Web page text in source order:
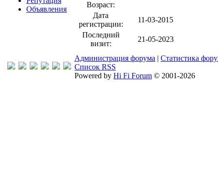
Объявления
Возраст:
Дата
регистрации:
11-03-2015
Последний
визит:
21-05-2023
Администрация форума | Статистика
Список RSS
Powered by Hi Fi Forum © 2001-2026